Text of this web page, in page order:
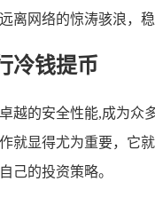
离网络的惊涛骇浪，
冷钱提币
越的安全性能,成为众
就显得尤为重要，它
己的投资策略。